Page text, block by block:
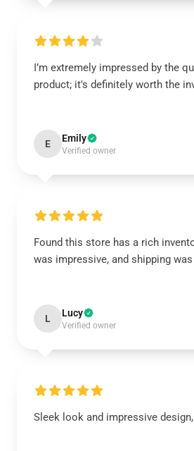
I’m extremely impressed by the
product; it's definitely worth the
E Emily
Verified owner
Found this store has a rich
was impressive, and shipping
L Lucy
Verified owner
Sleek look and impressive